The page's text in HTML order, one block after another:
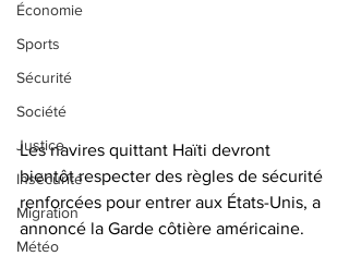
Économie
Sports
Sécurité
Société
Justice
Insécurité
Migration
Météo
Les navires quittant Haïti devront
bientôt respecter des règles de sécurité
renforcées pour entrer aux États-Unis, a
annoncé la Garde côtière américaine.